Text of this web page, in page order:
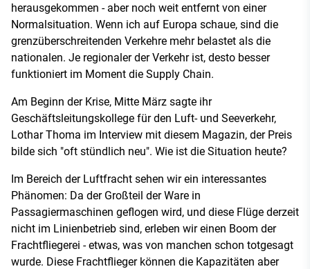
herausgekommen - aber noch weit entfernt von einer
Normalsituation. Wenn ich auf Europa schaue, sind die
grenzüberschreitenden Verkehre mehr belastet als die
nationalen. Je regionaler der Verkehr ist, desto besser
funktioniert im Moment die Supply Chain.
Am Beginn der Krise, Mitte März sagte ihr
Geschäftsleitungskollege für den Luft- und Seeverkehr,
Lothar Thoma im Interview mit diesem Magazin, der Preis
bilde sich "oft stündlich neu". Wie ist die Situation heute?
Im Bereich der Luftfracht sehen wir ein interessantes
Phänomen: Da der Großteil der Ware in
Passagiermaschinen geflogen wird, und diese Flüge derzeit
nicht im Linienbetrieb sind, erleben wir einen Boom der
Frachtfliegerei - etwas, was von manchen schon totgesagt
wurde. Diese Frachtflieger können die Kapazitäten aber